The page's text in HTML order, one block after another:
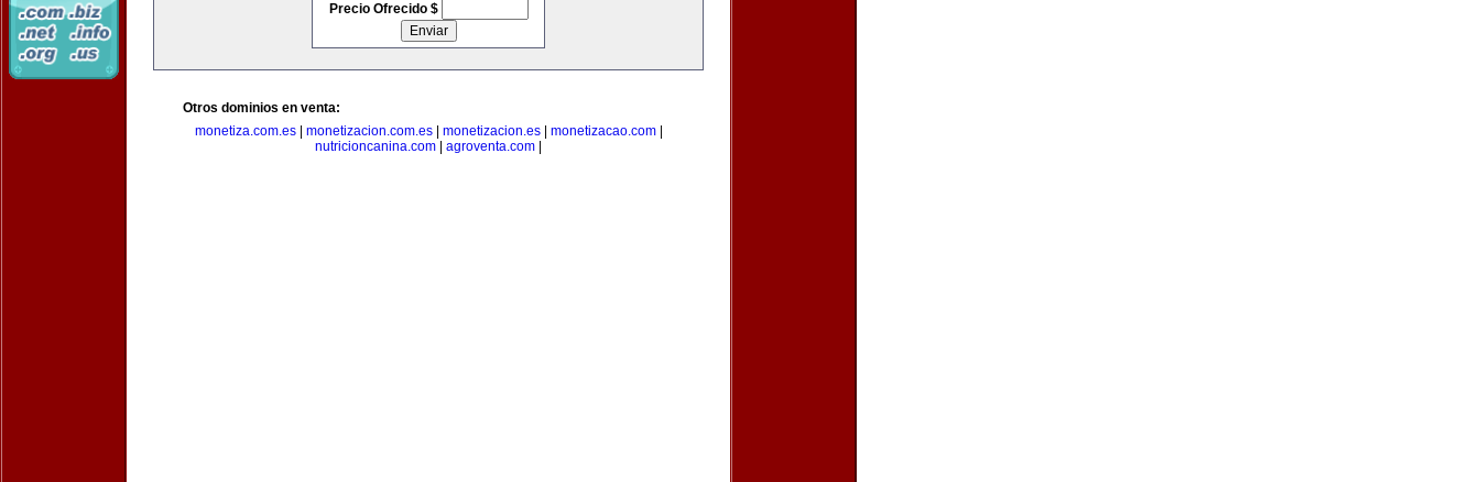
Precio Ofrecido $
Otros dominios en venta:
monetiza.com.es| monetizacion.com.es| monetizacion.es| monetizacao.com|
nutricioncanina.com
agroventa.com